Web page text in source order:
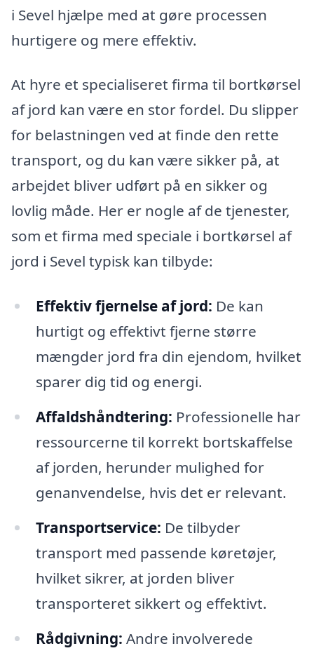
i Sevel hjælpe med at gøre processen
hurtigere og mere effektiv.
At hyre et specialiseret firma til bortkørsel
af jord kan være en stor fordel. Du slipper
for belastningen ved at finde den rette
transport, og du kan være sikker på, at
arbejdet bliver udført på en sikker og
lovlig måde. Her er nogle af de tjenester,
som et firma med speciale i bortkørsel af
jord i Sevel typisk kan tilbyde:
Effektiv fjernelse af jord: De kan
hurtigt og effektivt fjerne større
mængder jord fra din ejendom, hvilket
sparer dig tid og energi.
Affaldshåndtering: Professionelle har
ressourcerne til korrekt bortskaffelse
af jorden, herunder mulighed for
genanvendelse, hvis det er relevant.
Transportservice: De tilbyder
transport med passende køretøjer,
hvilket sikrer, at jorden bliver
transporteret sikkert og effektivt.
Rådgivning: Andre involverede